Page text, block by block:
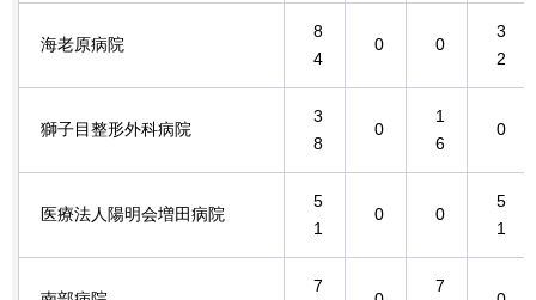
海老原病院
8
4
0 0
3
2
獅子目整形外科病院
3
8
0
1
6
0
医療法人陽明会増田病院
5
1
0 0
5
1
7
7